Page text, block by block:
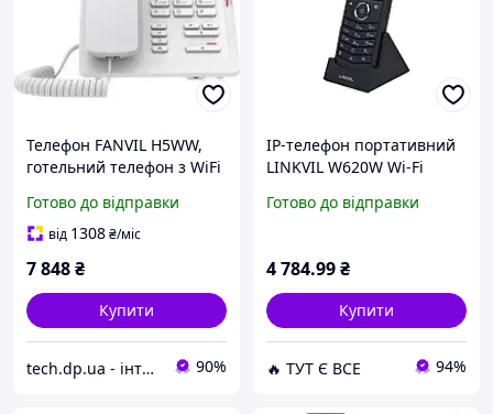
Телефон FANVIL H5WW,
готельний телефон з WiFi
Готово до відправки
від 1308₴/міс
7 848₴
Купити
tech.dp.ua - інтернет магазин 90%
IP-телефон портативний
LINKVIL W620W Wi-Fi
Готово до відправки
4 784.99₴
Купити
🔥 ТУТ Є ВСЕ 94%